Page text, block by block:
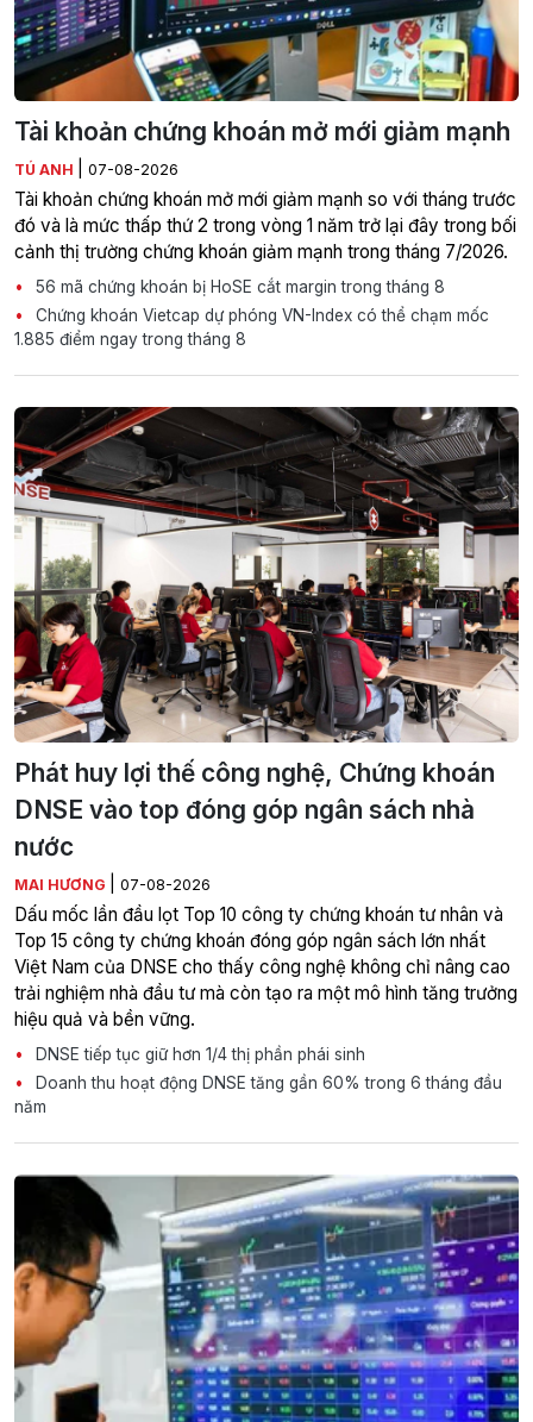
Tài khoản chứng khoán mở mới giảm mạnh
TÚ ANH 07-08-2026
Tài khoản chứng khoán mở mới giảm mạnh so với tháng trước
đó và là mức thấp thứ 2 trong vòng 1 năm trở lại đây trong bối
cảnh thị trường chứng khoán giảm mạnh trong tháng 7/2026.
56 mã chứng khoán bị HoSE cắt margin trong tháng 8
Chứng khoán Vietcap dự phóng VN-Index có thể chạm mốc
1.885 điểm ngay trong tháng 8
Phát huy lợi thế công nghệ, Chứng khoán
DNSE vào top đóng góp ngân sách nhà
nước
MAI HƯƠNG 07-08-2026
Dấu mốc lần đầu lọt Top 10 công ty chứng khoán tư nhân và
Top 15 công ty chứng khoán đóng góp ngân sách lớn nhất
Việt Nam của DNSE cho thấy công nghệ không chỉ nâng cao
trải nghiệm nhà đầu tư mà còn tạo ra một mô hình tăng trưởng
hiệu quả và bền vững.
DNSE tiếp tục giữ hơn 1/4 thị phần phái sinh
Doanh thu hoạt động DNSE tăng gần 60% trong 6 tháng đầu
năm